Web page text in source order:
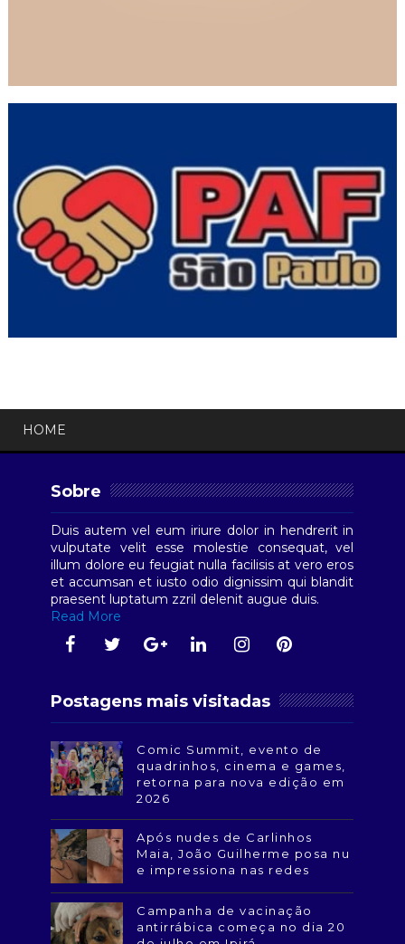
HOME
Sobre
Duis autem vel eum iriure dolor in hendrerit in
vulputate velit esse molestie consequat, vel
illum dolore eu feugiat nulla facilisis at vero eros
et accumsan et iusto odio dignissim qui blandit
praesent luptatum zzril delenit augue duis.
Read More
Postagens mais visitadas
Comic Summit, evento de
quadrinhos, cinema e games,
retorna para nova edição em
2026
Após nudes de Carlinhos
Maia, João Guilherme posa nu
e impressiona nas redes
Campanha de vacinação
antirrábica começa no dia 20